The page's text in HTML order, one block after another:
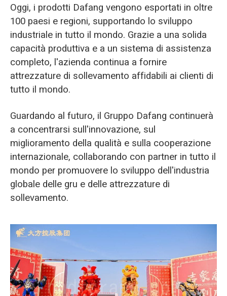
Oggi, i prodotti Dafang vengono esportati in oltre
100 paesi e regioni, supportando lo sviluppo
industriale in tutto il mondo. Grazie a una solida
capacità produttiva e a un sistema di assistenza
completo, l'azienda continua a fornire
attrezzature di sollevamento affidabili ai clienti di
tutto il mondo.
Guardando al futuro, il Gruppo Dafang continuerà
a concentrarsi sull'innovazione, sul
miglioramento della qualità e sulla cooperazione
internazionale, collaborando con partner in tutto il
mondo per promuovere lo sviluppo dell'industria
globale delle gru e delle attrezzature di
sollevamento.